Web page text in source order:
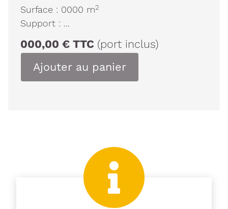
Surface : 0000 m2
Support : ...
000,00 € TTC (port inclus)
Ajouter au panier